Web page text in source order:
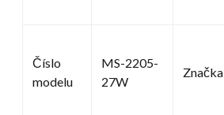
Číslo
modelu
MS-2205-
27W
Značka